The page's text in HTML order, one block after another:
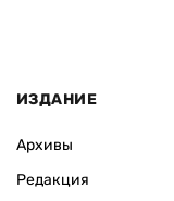
ИЗДАНИЕ
Архивы
Редакция